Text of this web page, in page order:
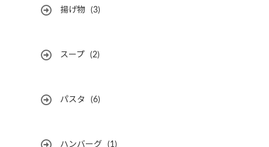
揚げ物 (3)
スープ (2)
パスタ (6)
ハンバーグ (1)